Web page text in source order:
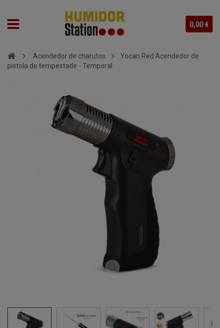
0,00 €
Acendedor de charutos
Yocan Red Acendedor de
pistola de tempestade - Temporal